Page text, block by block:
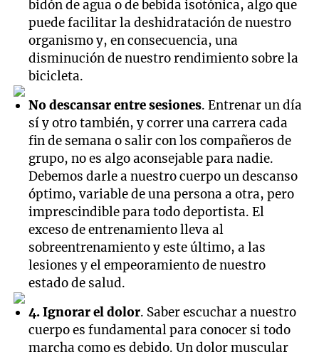
bidón de agua o de bebida isotónica, algo que
puede facilitar la deshidratación de nuestro
organismo y, en consecuencia, una
disminución de nuestro rendimiento sobre la
bicicleta.
No descansar entre sesiones. Entrenar un día
sí y otro también, y correr una carrera cada
fin de semana o salir con los compañeros de
grupo, no es algo aconsejable para nadie.
Debemos darle a nuestro cuerpo un descanso
óptimo, variable de una persona a otra, pero
imprescindible para todo deportista. El
exceso de entrenamiento lleva al
sobreentrenamiento y este último, a las
lesiones y el empeoramiento de nuestro
estado de salud.
4. Ignorar el dolor. Saber escuchar a nuestro
cuerpo es fundamental para conocer si todo
marcha como es debido. Un dolor muscular